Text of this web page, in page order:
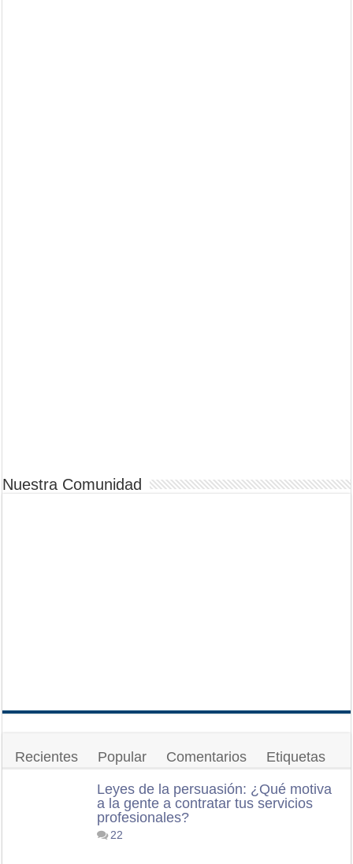
Nuestra Comunidad
Recientes Popular Comentarios Etiquetas
Leyes de la persuasión: ¿Qué motiva
a la gente a contratar tus servicios
profesionales?
22